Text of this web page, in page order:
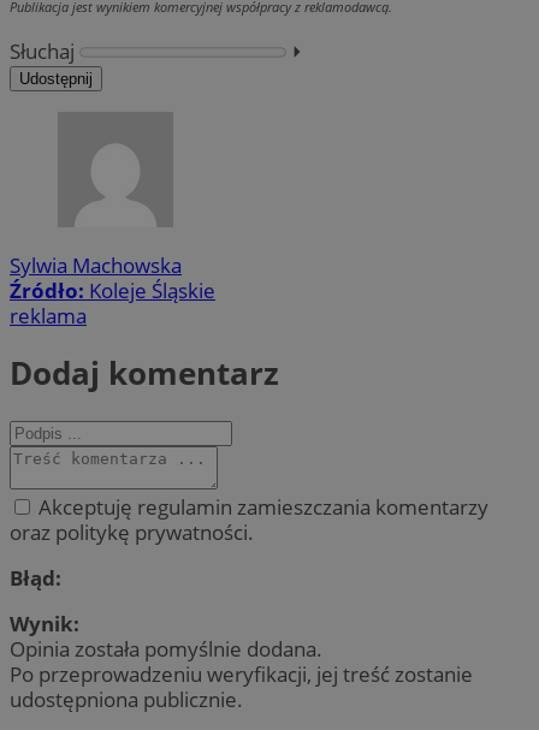
Publikacja jest wynikiem komercyjnej współpracy z reklamodawcą.
Słuchaj ⏵︎
Udostępnij
Sylwia Machowska
Źródło: Koleje Śląskie
reklama
Dodaj komentarz
Akceptuję regulamin zamieszczania komentarzy
oraz politykę prywatności.
Błąd:
Wynik:
Opinia została pomyślnie dodana.
Po przeprowadzeniu weryfikacji, jej treść zostanie
udostępniona publicznie.